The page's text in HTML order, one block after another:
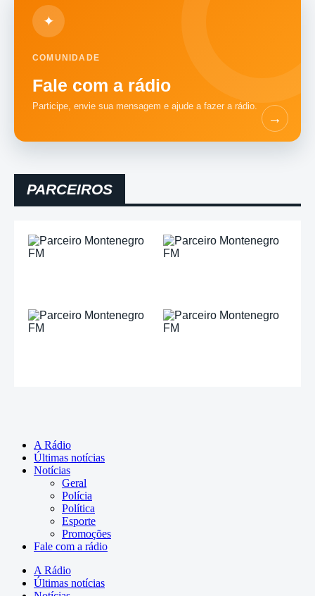
✦
COMUNIDADE
Fale com a rádio
Participe, envie sua mensagem e ajude a fazer a rádio.
→
PARCEIROS
A Rádio
Últimas notícias
Notícias
Geral
Polícia
Política
Esporte
Promoções
Fale com a rádio
A Rádio
Últimas notícias